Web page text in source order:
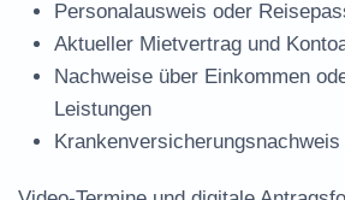
Personalausweis oder
Aktueller Mietvertrag und
Nachweise über Einkommen
Leistungen
Krankenversicherungsnachweis